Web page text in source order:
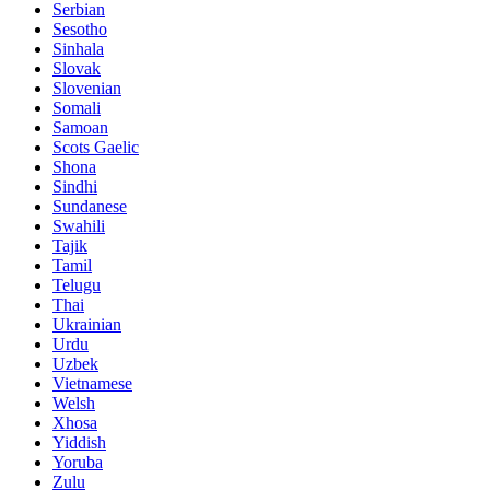
Serbian
Sesotho
Sinhala
Slovak
Slovenian
Somali
Samoan
Scots Gaelic
Shona
Sindhi
Sundanese
Swahili
Tajik
Tamil
Telugu
Thai
Ukrainian
Urdu
Uzbek
Vietnamese
Welsh
Xhosa
Yiddish
Yoruba
Zulu